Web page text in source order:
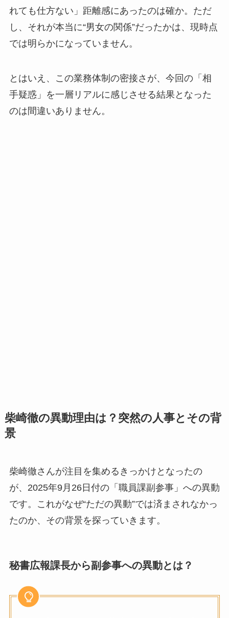
れても仕方ない」距離感にあったのは確か。ただ
し、それが本当に“男女の関係”だったかは、現時点
では明らかになっていません。
とはいえ、この業務体制の密接さが、今回の「相
手疑惑」を一層リアルに感じさせる結果となった
のは間違いありません。
柴崎徹の異動理由は？突然の人事とその背
景
柴崎徹さんが注目を集めるきっかけとなったの
が、2025年9月26日付の「職員課副参事」への異動
です。これがなぜ“ただの異動”では済まされなかっ
たのか、その背景を探っていきます。
秘書広報課長から副参事への異動とは？